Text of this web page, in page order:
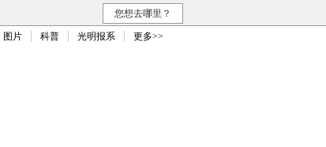
您想去哪里？
图片 科普 光明报系 更多>>